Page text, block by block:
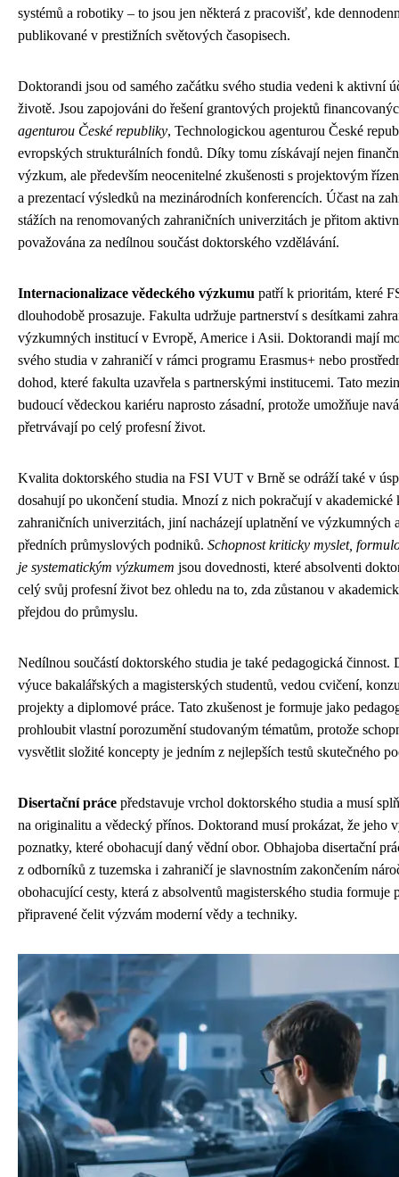
systémů a robotiky – to jsou jen některá z pracovišť, kde
publikované v prestižních světových časopisech.
Doktorandi jsou od samého začátku svého studia vedeni k aktivní
životě. Jsou zapojováni do řešení grantových projektů
agenturou České republiky, Technologickou agenturou České
evropských strukturálních fondů. Díky tomu získávají nejen
výzkum, ale především neocenitelné zkušenosti s projektovým
a prezentací výsledků na mezinárodních konferencích. Účast na
stážích na renomovaných zahraničních univerzitách je přitom
považována za nedílnou součást doktorského vzdělávání.
Internacionalizace vědeckého výzkumu patří k prioritám, které
dlouhodobě prosazuje. Fakulta udržuje partnerství s desítkami
výzkumných institucí v Evropě, Americe i Asii. Doktorandi mají
svého studia v zahraničí v rámci programu Erasmus+ nebo
dohod, které fakulta uzavřela s partnerskými institucemi. Tato
budoucí vědeckou kariéru naprosto zásadní, protože umožňuje
přetrvávají po celý profesní život.
Kvalita doktorského studia na FSI VUT v Brně se odráží také v
dosahují po ukončení studia. Mnozí z nich pokračují v akademické
zahraničních univerzitách, jiní nacházejí uplatnění ve výzkumných
předních průmyslových podniků. Schopnost kriticky myslet,
je systematickým výzkumem jsou dovednosti, které absolventi
celý svůj profesní život bez ohledu na to, zda zůstanou v
přejdou do průmyslu.
Nedílnou součástí doktorského studia je také pedagogická činnost.
výuce bakalářských a magisterských studentů, vedou cvičení,
projekty a diplomové práce. Tato zkušenost je formuje jako
prohloubit vlastní porozumění studovaným tématům, protože
vysvětlit složité koncepty je jedním z nejlepších testů skutečného
Disertační práce představuje vrchol doktorského studia a musí
na originalitu a vědecký přínos. Doktorand musí prokázat, že jeho
poznatky, které obohacují daný vědní obor. Obhajoba disertační
z odborníků z tuzemska i zahraničí je slavnostním zakončením
obohacující cesty, která z absolventů magisterského studia formuje
připravené čelit výzvám moderní vědy a techniky.